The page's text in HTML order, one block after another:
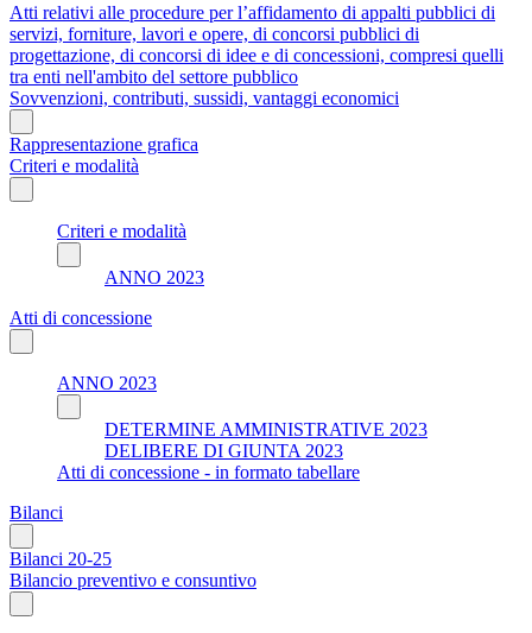
Atti relativi alle procedure per l’affidamento di appalti pubblici di
servizi, forniture, lavori e opere, di concorsi pubblici di
progettazione, di concorsi di idee e di concessioni, compresi quelli
tra enti nell'ambito del settore pubblico
Sovvenzioni, contributi, sussidi, vantaggi economici
Rappresentazione grafica
Criteri e modalità
Criteri e modalità
ANNO 2023
Atti di concessione
ANNO 2023
DETERMINE AMMINISTRATIVE 2023
DELIBERE DI GIUNTA 2023
Atti di concessione - in formato tabellare
Bilanci
Bilanci 20-25
Bilancio preventivo e consuntivo